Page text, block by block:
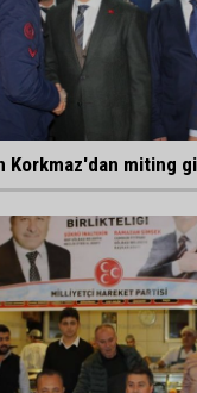
Korkmaz'dan miting